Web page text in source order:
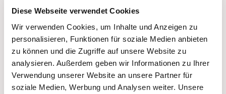
Diese Webseite verwendet Cookies
Wir verwenden Cookies, um Inhalte und Anzeigen zu
personalisieren, Funktionen für soziale Medien anbieten
zu können und die Zugriffe auf unsere Website zu
analysieren. Außerdem geben wir Informationen zu Ihrer
Verwendung unserer Website an unsere Partner für
soziale Medien, Werbung und Analysen weiter. Unsere
Pfarrkeller, Stralsund, Frankenwall 7,
18439 Stralsund